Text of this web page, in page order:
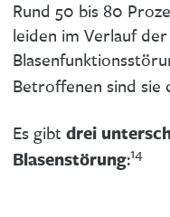
Rund 50 bis 80
leiden im Verlauf
Betroffenen sind sie
Es gibt drei
Blasenstörung:14